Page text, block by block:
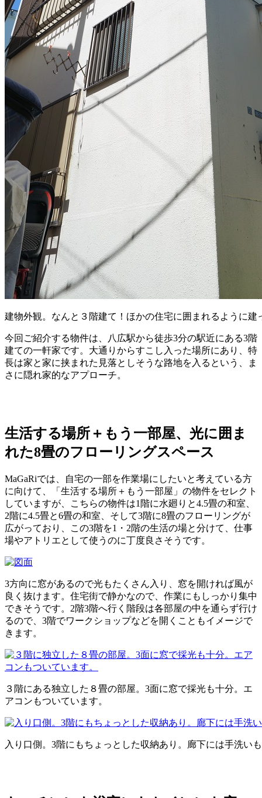
建物外観。なんと３階建て！ほかの住宅に囲まれるように建
今回ご紹介する物件は、八広駅から徒歩3分の駅近にある3階
建ての一軒家です。大通りからすこし入った場所にあり、特
長は家と家に挟まれた見落としそうな路地を入るという、ま
さに隠れ家的なアプローチ。
生活する場所＋もう一部屋、光に囲ま
れた8畳のフローリングスペース
MaGaRiでは、自宅の一部を作業場にしたいと考えている方
に向けて、「生活する場所＋もう一部屋」の物件をセレクト
していますが、こちらの物件は1階に水廻りと4.5畳の和室、
2階に4.5畳と6畳の和室、そして3階に8畳のフローリングが
広がっており、この3階を1・2階の生活の場と分けて、仕事
場やアトリエとして使うのに丁度良さそうです。
3方向に窓があるので光もたくさん入り、窓を開ければ風が
良く抜けます。住宅街で静かなので、作業にもしっかり集中
できそうです。2階3階へ行く階段は各部屋の中を通らず行け
るので、3階でワークショップなどを開くこともイメージで
きます。
３階にある独立した８畳の部屋。3面に窓で採光も十分。エ
アコンもついています。
入り口側。3階にもちょっとした収納あり。廊下には手洗い